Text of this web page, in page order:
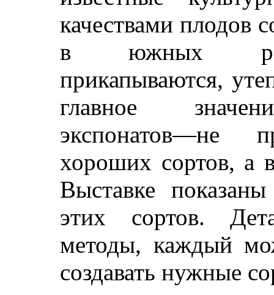
качествами плодов
в южных
прикапываются,
главное
экспонатов—не
хороших сортов, а
Выставке
этих сортов.
методы, каждый
создавать нужные